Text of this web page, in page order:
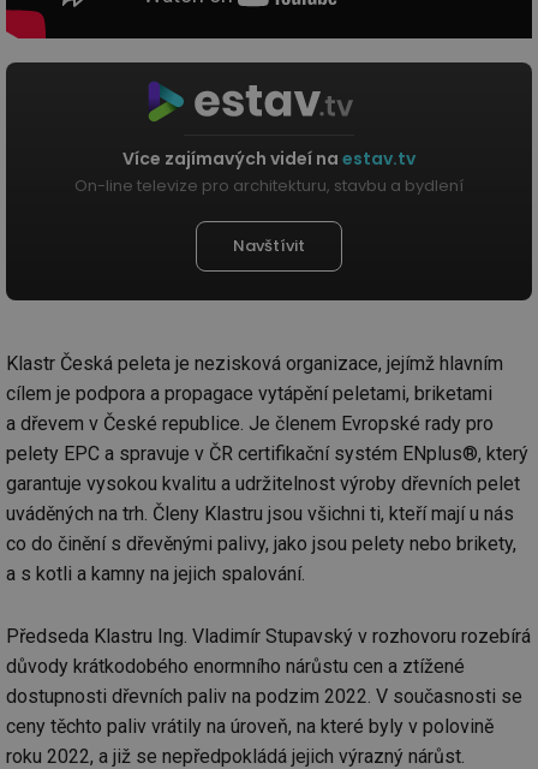
Více zajímavých videí na estav.tv
On-line televize pro architekturu, stavbu a bydlení
Navštívit
Klastr Česká peleta je nezisková organizace, jejímž hlavním
cílem je podpora a propagace vytápění peletami, briketami
a dřevem v České republice. Je členem Evropské rady pro
pelety EPC a spravuje v ČR certifikační systém ENplus®, který
garantuje vysokou kvalitu a udržitelnost výroby dřevních pelet
uváděných na trh. Členy Klastru jsou všichni ti, kteří mají u nás
co do činění s dřevěnými palivy, jako jsou pelety nebo brikety,
a s kotli a kamny na jejich spalování.
Předseda Klastru Ing. Vladimír Stupavský v rozhovoru rozebírá
důvody krátkodobého enormního nárůstu cen a ztížené
dostupnosti dřevních paliv na podzim 2022. V současnosti se
ceny těchto paliv vrátily na úroveň, na které byly v polovině
roku 2022, a již se nepředpokládá jejich výrazný nárůst.